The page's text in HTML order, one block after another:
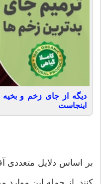
دیگه از جای زخم و
اینجاست
بر اساس دلایل متعددی